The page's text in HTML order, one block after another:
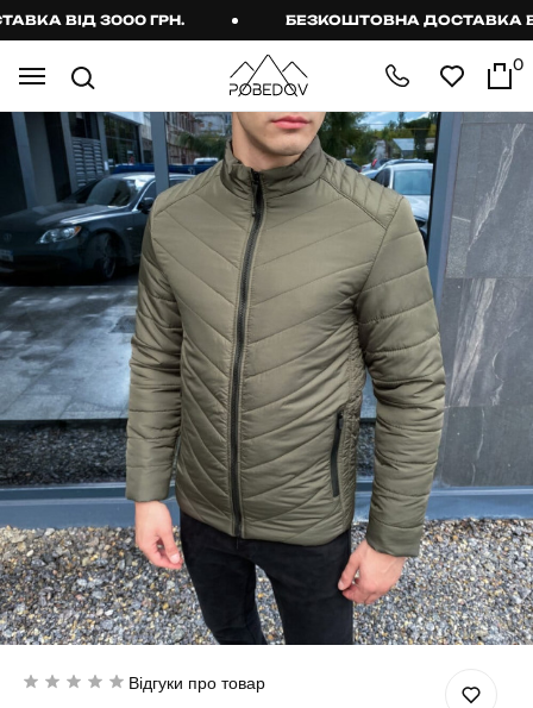
ВІД 3000 ГРН. БЕЗКОШТОВНА ДОСТАВКА ВІД
0
Відгуки про товар